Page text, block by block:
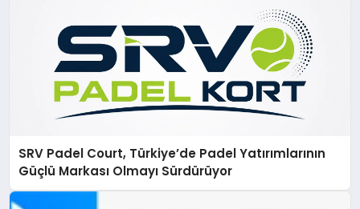
SRV Padel Court, Türkiye’de Padel Yatırımlarının
Güçlü Markası Olmayı Sürdürüyor